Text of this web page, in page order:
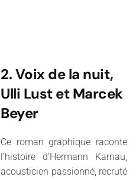
2. Voix de la nuit,
Ulli Lust et Marcek
Beyer
Ce roman graphique raconte
l'histoire d'Hermann Karnau,
acousticien passionné, recruté